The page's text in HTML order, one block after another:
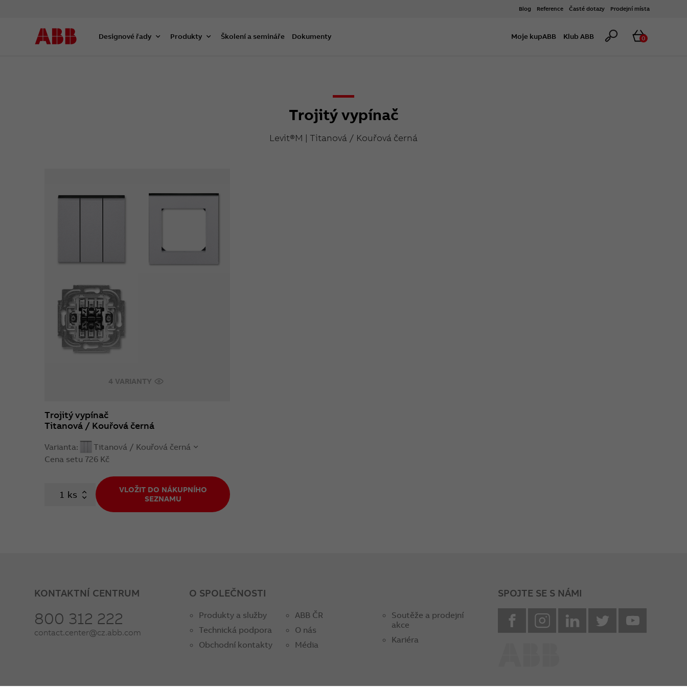
Blog Reference Časté dotazy Prodejní místa
Designové řady Produkty Školení a semináře Dokumenty Moje kupABB Klub ABB Hledat
0
Trojitý vypínač
Levit®M | Titanová / Kouřová černá
4 VARIANTY
Trojitý vypínač
Titanová / Kouřová černá
Varianta:
Titanová / Kouřová černá
Cena setu726 Kč
ks
VLOŽIT DO NÁKUPNÍHO
SEZNAMU
KONTAKTNÍ CENTRUM
800 312 222
contact.center@cz.abb.com
O SPOLEČNOSTI
Produkty a služby
Technická podpora
Obchodní kontakty
ABB ČR
O nás
Média
Soutěže a prodejní
akce
Kariéra
SPOJTE SE S NÁMI
facebook instagramLinkedin twitter